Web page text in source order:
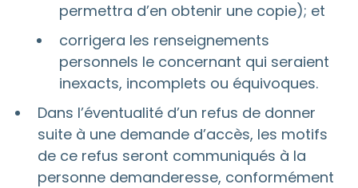
permettra d’en obtenir une copie); et
corrigera les renseignements
personnels le concernant qui seraient
inexacts, incomplets ou équivoques.
Dans l’éventualité d’un refus de donner
suite à une demande d’accès, les motifs
de ce refus seront communiqués à la
personne demanderesse, conformément